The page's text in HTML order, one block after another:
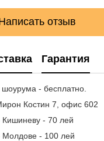
отзыв
Гарантия
- бесплатно.
Костин 7, офис 602
Кишиневу - 70 лей
Молдове - 100 лей